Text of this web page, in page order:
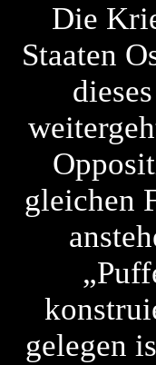
Die
Staaten
gleichen
gelegen